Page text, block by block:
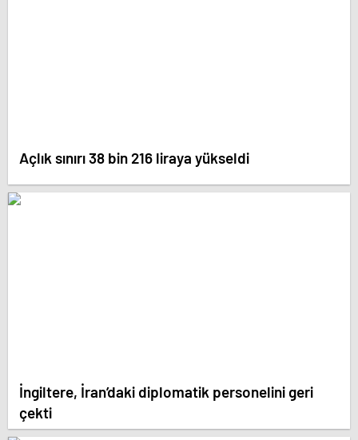
Açlık sınırı 38 bin 216 liraya yükseldi
İngiltere, İran’daki diplomatik personelini geri
çekti